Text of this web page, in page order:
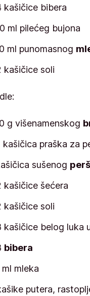
kašičice bibera
ml pilećeg bujona
ml punomasnog
kašičice soli
g višenamenskog
kašičica praška za
sušenog
kašičice šećera
kašičice soli
kašičice belog luka
bibera
mleka
putera,